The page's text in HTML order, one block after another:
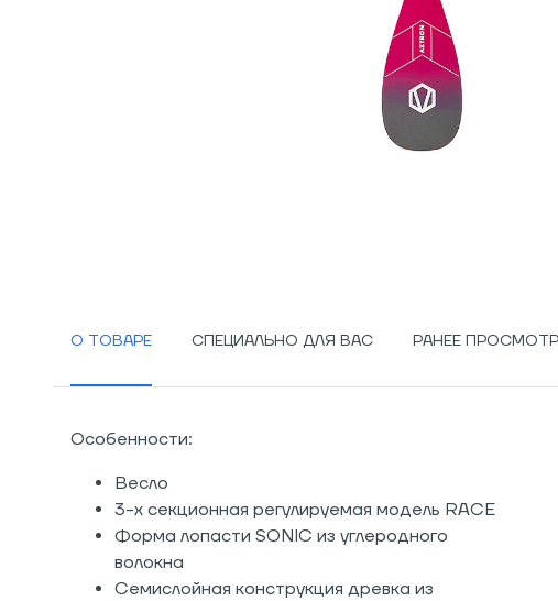
О ТОВАРЕ СПЕЦИАЛЬНО ДЛЯ ВАС РАНЕЕ
Особенности:
Весло
3-х секционная регулируемая модель RACE
Форма лопасти SONIC из углеродного
волокна
Семислойная конструкция древка из